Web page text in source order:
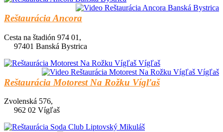
Reštaurácia Ancora
Cesta na štadión 974 01,
97401 Banská Bystrica
Reštaurácia Motorest Na Rožku Vígľaš
Zvolenská 576,
962 02 Vígľaš